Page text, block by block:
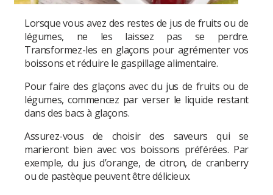
Lorsque vous avez des restes de jus de fruits ou de
légumes, ne les laissez pas se perdre.
Transformez-les en glaçons pour agrémenter vos
boissons et réduire le gaspillage alimentaire.
Pour faire des glaçons avec du jus de fruits ou de
légumes, commencez par verser le liquide restant
dans des bacs à glaçons.
Assurez-vous de choisir des saveurs qui se
marieront bien avec vos boissons préférées. Par
exemple, du jus d’orange, de citron, de cranberry
ou de pastèque peuvent être délicieux.